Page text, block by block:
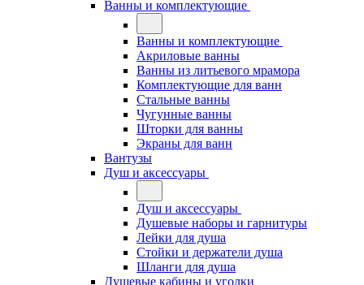
Ванны и комплектующие
Ванны и комплектующие
Акриловые ванны
Ванны из литьевого мрамора
Комплектующие для ванн
Стальные ванны
Чугунные ванны
Шторки для ванны
Экраны для ванн
Вантузы
Душ и аксессуары
Душ и аксессуары
Душевые наборы и гарнитуры
Лейки для душа
Стойки и держатели душа
Шланги для душа
Душевые кабины и уголки